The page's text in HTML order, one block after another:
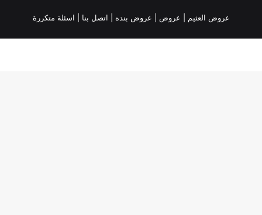
عروض العثيم عروض عروض بنده | اتصل بنا | اسئلة متكررة